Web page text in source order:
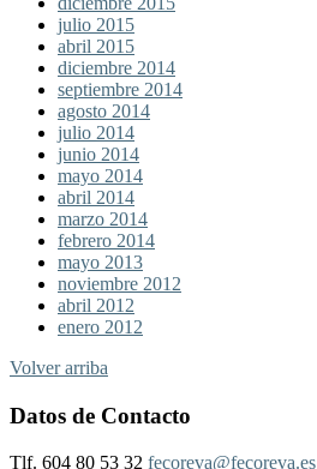
julio 2015
abril 2015
diciembre 2014
septiembre 2014
agosto 2014
julio 2014
junio 2014
mayo 2014
abril 2014
marzo 2014
febrero 2014
mayo 2013
noviembre 2012
abril 2012
enero 2012
Volver arriba
Datos de Contacto
Tlf. 604 80 53 32 fecoreva@fecoreva.es